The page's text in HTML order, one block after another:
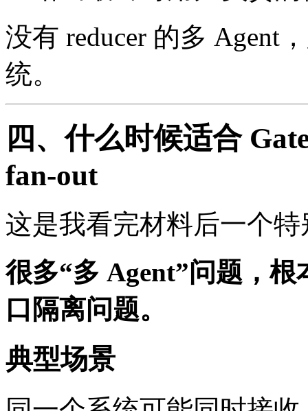
没有 reducer 的多 Agent
统。
四、什么时候适合
fan-out
这是我看完材料后一个
很多“多 Agent”问题，
口隔离问题。
典型场景